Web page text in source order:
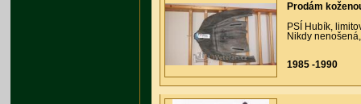
Prodám
PSÍ Hubík,
Nikdy
1985 -1990